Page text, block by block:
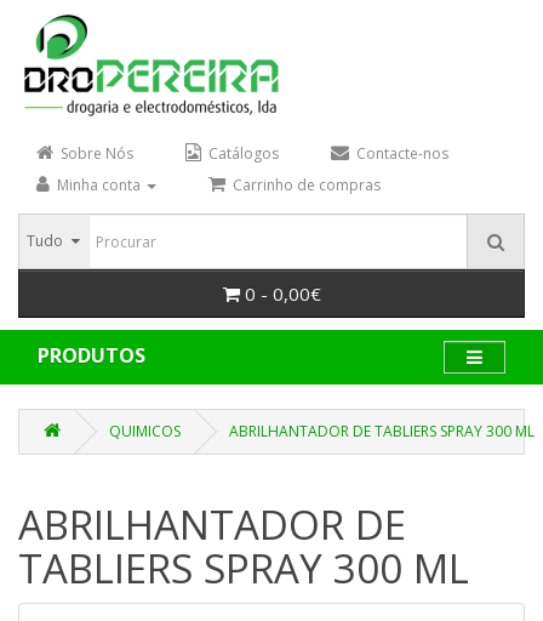
Sobre Nós Catálogos
Contacte-nos
Minha conta
Carrinho de compras
Tudo
0 - 0,00€
PRODUTOS
QUIMICOS ABRILHANTADOR DE TABLIERS SPRAY 300 ML
ABRILHANTADOR DE
TABLIERS SPRAY 300 ML